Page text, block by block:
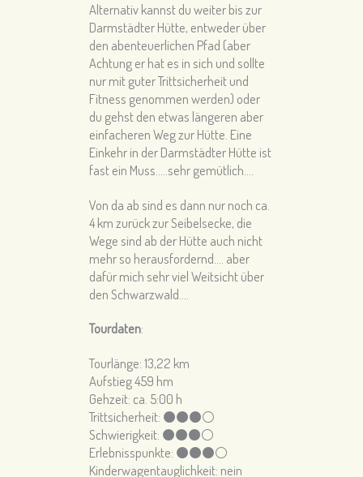
Alternativ kannst du weiter bis zur
Darmstädter Hütte, entweder über
den abenteuerlichen Pfad (aber
Achtung er hat es in sich und sollte
nur mit guter Trittsicherheit und
Fitness genommen werden) oder
du gehst den etwas längeren aber
einfacheren Weg zur Hütte. Eine
Einkehr in der Darmstädter Hütte ist
fast ein Muss…..sehr gemütlich….
Von da ab sind es dann nur noch ca.
4 km zurück zur Seibelsecke, die
Wege sind ab der Hütte auch nicht
mehr so herausfordernd…. aber
dafür mich sehr viel Weitsicht über
den Schwarzwald….
Tourdaten:
Tourlänge:13,22 km
Aufstieg 459 hm
Gehzeit: ca. 5:00 h
Trittsicherheit: ⚫️⚫⚫⚪
Schwierigkeit: ⚫️⚫⚫⚪️
Erlebnisspunkte: ⚫⚫⚫⚪️
Kinderwagentauglichkeit: nein